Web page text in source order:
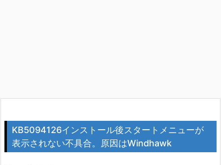
KB5094126インストール後スタートメニューが
表示されない不具合。原因はWindhawk